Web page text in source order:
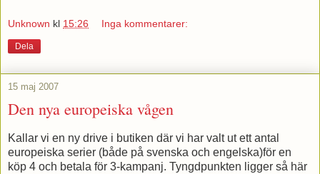
Unknown kl 15:26 Inga kommentarer:
Dela
15 maj 2007
Den nya europeiska vågen
Kallar vi en ny drive i butiken där vi har valt ut ett antal
europeiska serier (både på svenska och engelska)för en
köp 4 och betala för 3-kampanj. Tyngdpunkten ligger så här